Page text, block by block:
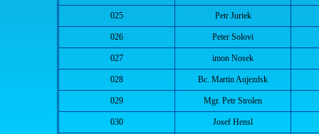
025 Petr Juriek
026 Peter Solovi
027 imon Nosek
028 Bc. Martin Aujezdsk
029 Mgr. Petr Strolen
030 Josef Hensl